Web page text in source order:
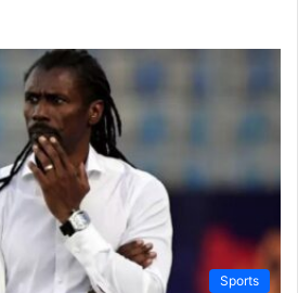
Sports